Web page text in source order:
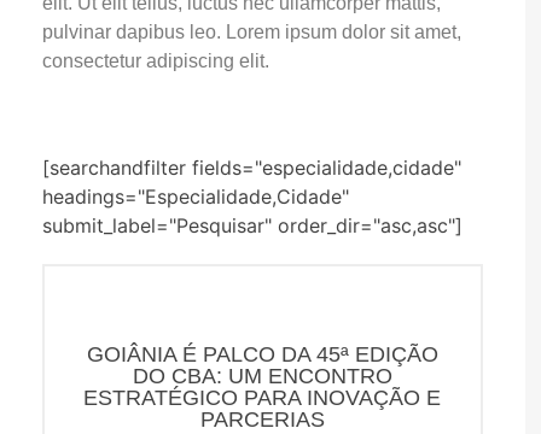
pulvinar dapibus leo. Lorem ipsum dolor sit amet,
consectetur adipiscing elit.
[searchandfilter fields="especialidade,cidade"
headings="Especialidade,Cidade"
submit_label="Pesquisar" order_dir="asc,asc"]
GOIÂNIA É PALCO DA 45ª EDIÇÃO
DO CBA: UM ENCONTRO
ESTRATÉGICO PARA INOVAÇÃO E
PARCERIAS